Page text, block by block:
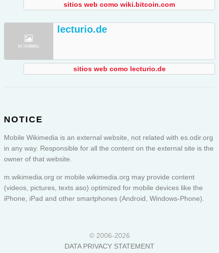
sitios web como wiki.bitcoin.com
lecturio.de
sitios web como lecturio.de
NOTICE
Mobile Wikimedia is an external website, not related with es.odir.org
in any way. Responsible for all the content on the external site is the
owner of that website.
m.wikimedia.org or mobile.wikimedia.org may provide content
(videos, pictures, texts aso) optimized for mobile devices like the
iPhone, iPad and other smartphones (Android, Windows-Phone).
© 2006-2026
DATA PRIVACY STATEMENT